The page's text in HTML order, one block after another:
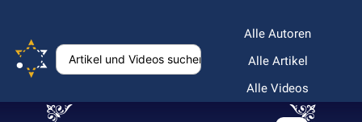
Alle Autoren
Alle Artikel
Alle Videos